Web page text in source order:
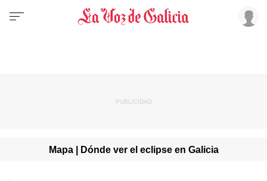
Mapa | Dónde ver el eclipse en Galicia